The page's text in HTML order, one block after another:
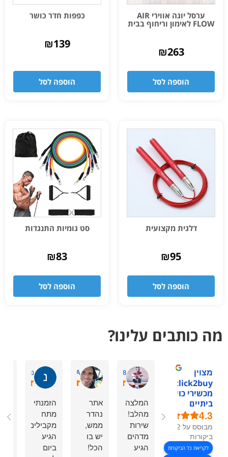
ערסל יוגה אווירי AIR
FLOW לאימון וריחוף בבית
₪263
הוספה לסל
כפפות חדר כושר
₪139
הוספה לסל
דלגית מקצועית
₪95
הוספה לסל
סט גומיות התנגדות
₪83
הוספה לסל
מה כותבים עלינו?
מצוין
מכשירי כושר
ביתיים
4.3
מבוסס על 92
ביקורות
לקריאת כל הביקורות
Shaharmiz98
המלצה
מהלב!
שירות
מדהים
הגיע
omry A.
אתר
נהדר
ממש,
יש בו
הכל!
נוי מ.
הזמנתי
מתח
מקבילים,
הגיע
ביום